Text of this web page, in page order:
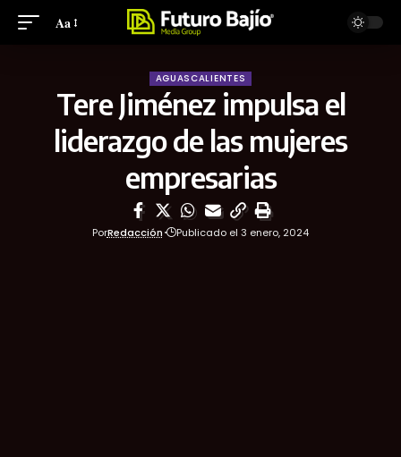
Aa
AGUASCALIENTES
Tere Jiménez impulsa el
liderazgo de las mujeres
empresarias
PorRedacción Publicado el 3 enero, 2024